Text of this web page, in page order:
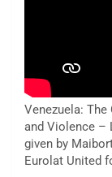
Venezuela:
and Violence –
given by
Eurolat United